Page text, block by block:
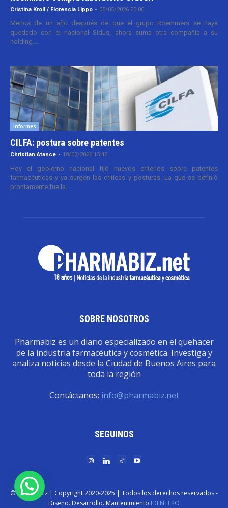
Cristina Kroll / Florencia Lippo - 05/05/2026 20:00
Menos de un año después de que el grupo Roemmers se haya
quedado con el nacional Sidus, ahora suma otra compañía a su
holding....
Informes
CILFA: postura sobre patentes
Christian Atance - 18/03/2026 15:45
Hoy el gobierno nacional fijó nuevos criterios sobre patentes
farmacéuticas y ya surgen las críticas y posturas. La que se definió
prontamente fue la...
SOBRE NOSOTROS
Pharmabiz es un diario especializado en el quehacer
de la industria farmacéutica y cosmética. Investiga y
analiza noticias desde la Ciudad de Buenos Aires para
toda la región
Contáctanos: info@pharmabiz.net
SEGUINOS
© Pharmabiz | Copyrıght 2020-2025 | Todos los derechos reservados -
Diseño. Desarrollo. Mantenimiento IDENTËKO